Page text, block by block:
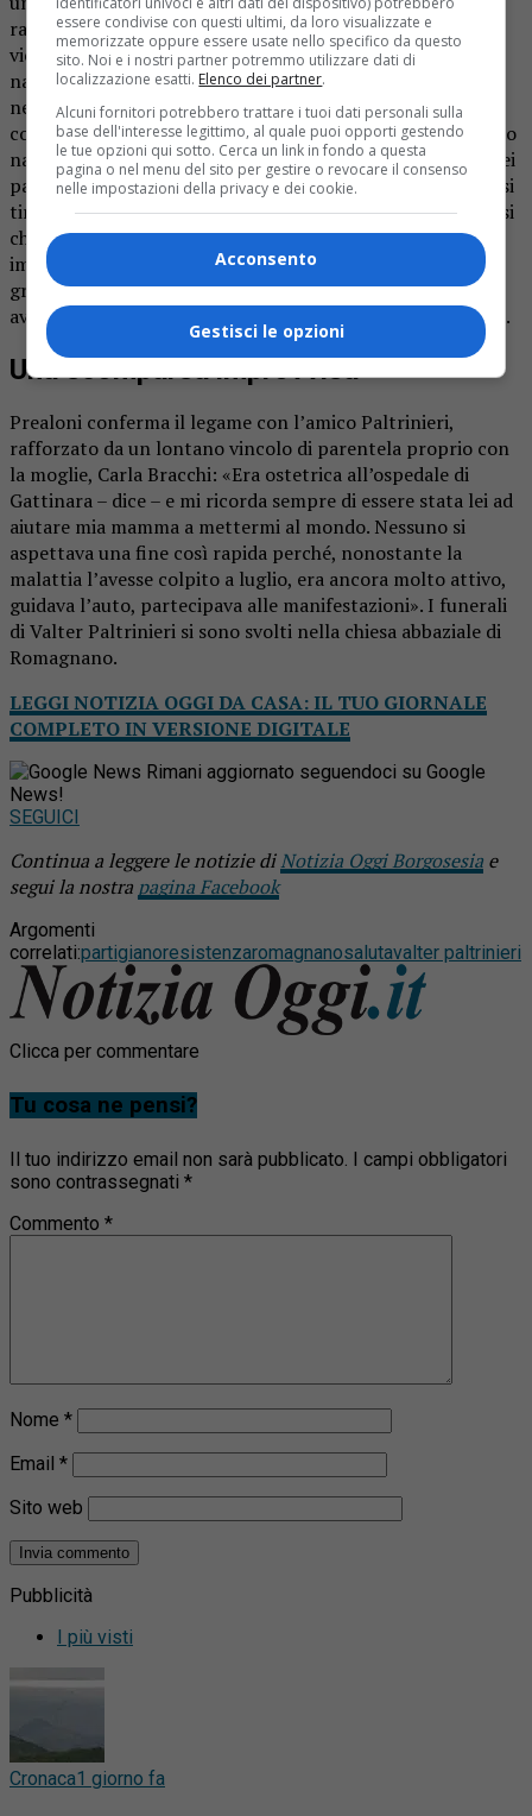
rappresentante dell’Anpi romagnanese – Tra le tante
vicende di cui era stato protagonista, ricordava che i
nazifascisti gli avevano incendiato la casa e che
nell’inverno del 1945 era rimasto ferito in un’azione sulle
colline di Serravalle. Soccorso dai paesani, era stato tenuto
nascosto, curato e rifocillato in un sottotetto. La gente dei
paesi era così: tutti sapevano di rischiare grosso, ma non si
tiravano indietro se c’era da aiutare quei ragazzi coraggiosi
che lottavano per la libertà. Valter era un uomo
imponente, fiero, incuteva rispetto, ma aveva un cuore
grande. Quando si parlava della Resistenza, diceva che
avrebbe rivissuto senza esitazioni tutta la sua esperienza».
Una scomparsa improvvisa
Prealoni conferma il legame con l’amico Paltrinieri,
rafforzato da un lontano vincolo di parentela proprio con
la moglie, Carla Bracchi: «Era ostetrica all’ospedale di
Gattinara – dice – e mi ricorda sempre di essere stata lei ad
aiutare mia mamma a mettermi al mondo. Nessuno si
aspettava una fine così rapida perché, nonostante la
malattia l’avesse colpito a luglio, era ancora molto attivo,
guidava l’auto, partecipava alle manifestazioni». I funerali
di Valter Paltrinieri si sono svolti nella chiesa abbaziale di
Romagnano.
LEGGI NOTIZIA OGGI DA CASA: IL TUO GIORNALE
COMPLETO IN VERSIONE DIGITALE
Rimani aggiornato seguendoci su Google
News!
SEGUICI
Continua a leggere le notizie diNotizia Oggi Borgosesia e
segui la nostra pagina Facebook
Argomenti
correlati:partigianoresistenzaromagnanosalutavalter paltrinieri
Clicca per commentare
Tu cosa ne pensi?
Il tuo indirizzo email non sarà pubblicato.
I campi obbligatori
sono contrassegnati *
Commento *
Nome *
Email *
Sito web
Pubblicità
I più visti
Cronaca1 giorno fa
essere condivise con questi ultimi, da loro visualizzate e
memorizzate oppure essere usate nello specifico da questo
sito. Noi e i nostri partner potremmo utilizzare dati di
localizzazione esatti. Elenco dei partner.
Alcuni fornitori potrebbero trattare i tuoi dati personali sulla
base dell'interesse legittimo, al quale puoi opporti gestendo
le tue opzioni qui sotto. Cerca un link in fondo a questa
pagina o nel menu del sito per gestire o revocare il consenso
nelle impostazioni della privacy e dei cookie.
Acconsento
Gestisci le opzioni